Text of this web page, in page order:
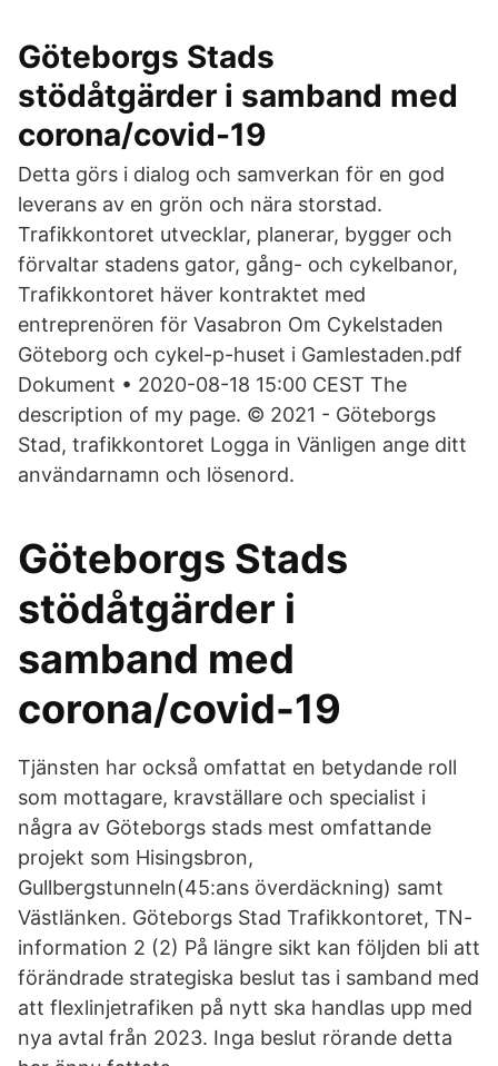
Göteborgs Stads
stödåtgärder i samband med
corona/covid-19
Detta görs i dialog och samverkan för en god
leverans av en grön och nära storstad.
Trafikkontoret utvecklar, planerar, bygger och
förvaltar stadens gator, gång- och cykelbanor,
Trafikkontoret häver kontraktet med
entreprenören för Vasabron Om Cykelstaden
Göteborg och cykel-p-huset i Gamlestaden.pdf
Dokument • 2020-08-18 15:00 CEST The
description of my page. © 2021 - Göteborgs
Stad, trafikkontoret Logga in Vänligen ange ditt
användarnamn och lösenord.
Göteborgs Stads
stödåtgärder i
samband med
corona/covid-19
Tjänsten har också omfattat en betydande roll
som mottagare, kravställare och specialist i
några av Göteborgs stads mest omfattande
projekt som Hisingsbron,
Gullbergstunneln(45:ans överdäckning) samt
Västlänken. Göteborgs Stad Trafikkontoret, TN-
information 2 (2) På längre sikt kan följden bli att
förändrade strategiska beslut tas i samband med
att flexlinjetrafiken på nytt ska handlas upp med
nya avtal från 2023. Inga beslut rörande detta